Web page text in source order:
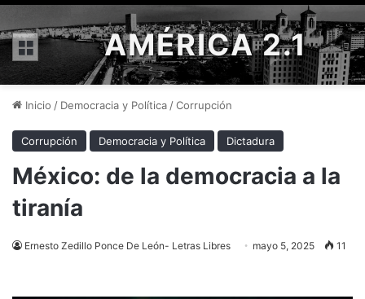
Menú AMÉRICA 2.1
Inicio / Democracia y Política /Corrupción
Corrupción Democracia y Política Dictadura
México: de la democracia a la
tiranía
Ernesto Zedillo Ponce De León- Letras Libres mayo 5, 2025 11